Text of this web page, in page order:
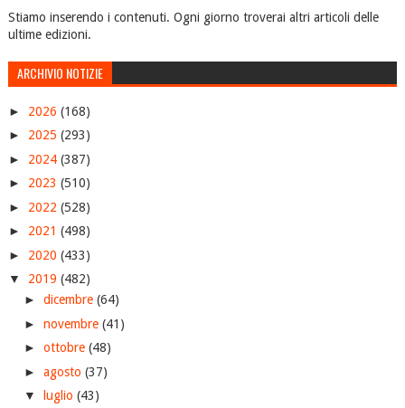
Stiamo inserendo i contenuti. Ogni giorno troverai altri articoli delle
ultime edizioni.
ARCHIVIO NOTIZIE
► 2026 (168)
► 2025 (293)
► 2024 (387)
► 2023 (510)
► 2022 (528)
► 2021 (498)
► 2020 (433)
▼ 2019 (482)
► dicembre (64)
► novembre (41)
► ottobre (48)
► agosto (37)
▼
luglio (43)